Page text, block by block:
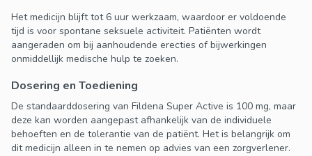
Het medicijn blijft tot 6 uur werkzaam, waardoor er voldoende
tijd is voor spontane seksuele activiteit. Patiënten wordt
aangeraden om bij aanhoudende erecties of bijwerkingen
onmiddellijk medische hulp te zoeken.
Dosering en Toediening
De standaarddosering van Fildena Super Active is 100 mg, maar
deze kan worden aangepast afhankelijk van de individuele
behoeften en de tolerantie van de patiënt. Het is belangrijk om
dit medicijn alleen in te nemen op advies van een zorgverlener.